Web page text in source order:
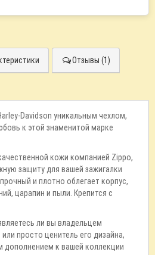
Отзывы (1)
Davidson уникальным чехлом,
к этой знаменитой марке
кожи компанией Zippo,
защиту для вашей зажигалки
и плотно облегает корпус,
царапин и пыли. Крепится с
ли вы владельцем
просто ценитель его дизайна,
дополнением к вашей коллекции